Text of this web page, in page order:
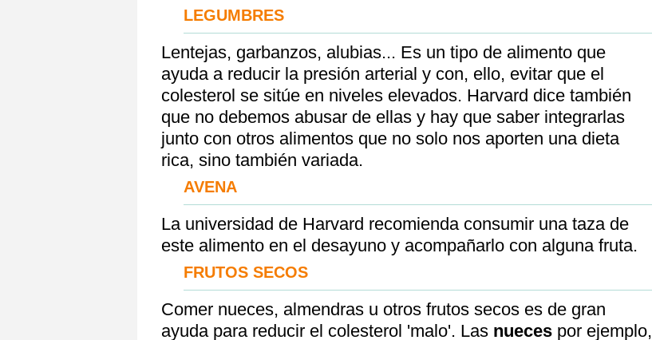
LEGUMBRES
Lentejas, garbanzos, alubias... Es un tipo de alimento que
ayuda a reducir la presión arterial y con, ello, evitar que el
colesterol se sitúe en niveles elevados. Harvard dice también
que no debemos abusar de ellas y hay que saber integrarlas
junto con otros alimentos que no solo nos aporten una dieta
rica, sino también variada.
AVENA
La universidad de Harvard recomienda consumir una taza de
este alimento en el desayuno y acompañarlo con alguna fruta.
FRUTOS SECOS
Comer nueces, almendras u otros frutos secos es de gran
ayuda para reducir el colesterol 'malo'. Las nueces por ejemplo,